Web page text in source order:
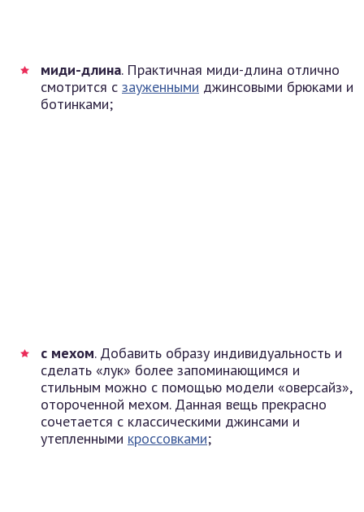
миди-длина. Практичная миди-длина отлично
смотрится с зауженными джинсовыми брюками и
ботинками;
с мехом. Добавить образу индивидуальность и
сделать «лук» более запоминающимся и
стильным можно с помощью модели «оверсайз»,
отороченной мехом. Данная вещь прекрасно
сочетается с классическими джинсами и
утепленными кроссовками;